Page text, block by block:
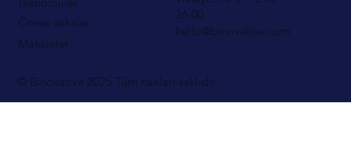
Örnek vakalar
Makaleler
36 00
hello@binovative.com
© Binovative 2025Tüm hakları saklıdır.